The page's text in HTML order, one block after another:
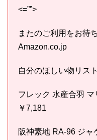
<=””>
またのご利用をお待
Amazon.co.jp
自分のほしい物リス
フレック 水産合羽
￥7,181
阪神素地 RA-96 ジャ